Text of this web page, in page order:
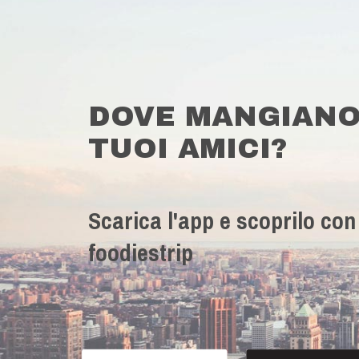
DOVE
TUOI AMICI?
Scarica l'app e scoprilo con
foodiestrip